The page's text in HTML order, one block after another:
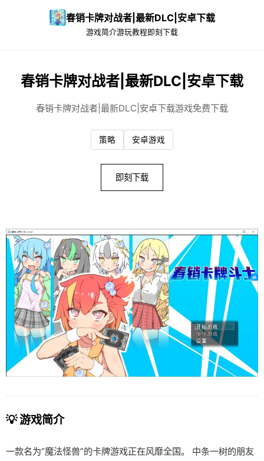
春销卡牌对战者|最新DLC|安卓下载
游戏简介游玩教程 即刻下载
春销卡牌对战者|最新DLC|安卓下载
春销卡牌对战者|最新DLC|安卓下载游戏免费下载
策略 安卓游戏
即刻下载
💡 游戏简介
一款名为“魔法怪兽”的卡牌游戏正在风靡全国。 中条一树的朋友